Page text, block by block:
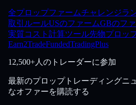
全プロップファームチャレンジラ
取引ルールUSのファームGBのフ
実質コスト計算ツール先物プロッ
Earn2TradeFundedTradingPlus
12,500+人のトレーダーに参加
最新のプロップトレーディングニ
なオファーを購読する